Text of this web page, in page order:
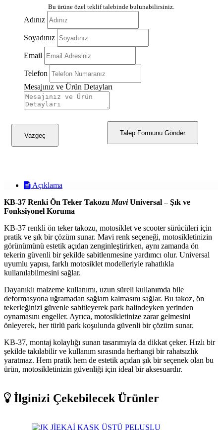
Bu ürüne özel teklif talebinde bulunabilirsiniz.
Adınız
Soyadınız
Email
Telefon
Mesajınız ve Ürün Detayları
Talep Formunu Gönder
Vazgeç
Açıklama
KB-37 Renki Ön Teker Takozu MaviUniversal – Şık ve
Fonksiyonel Koruma
KB-37 renkli ön teker takozu, motosiklet ve scooter sürücüleri için
pratik ve şık bir çözüm sunar. Mavi renk seçeneği, motosikletinizin
görünümünü estetik açıdan zenginleştirirken, aynı zamanda ön
tekerin güvenli bir şekilde sabitlenmesine yardımcı olur. Universal
uyumlu yapısı, farklı motosiklet modelleriyle rahatlıkla
kullanılabilmesini sağlar.
Dayanıklı malzeme kullanımı, uzun süreli kullanımda bile
deformasyona uğramadan sağlam kalmasını sağlar. Bu takoz, ön
tekerleğinizi güvenle sabitleyerek park halindeyken yerinden
oynamasını engeller. Ayrıca, motosikletinize zarar gelmesini
önleyerek, her türlü park koşulunda güvenli bir çözüm sunar.
KB-37, montaj kolaylığı sunan tasarımıyla da dikkat çeker. Hızlı bir
şekilde takılabilir ve kullanım sırasında herhangi bir rahatsızlık
yaratmaz. Hem pratik hem de estetik açıdan şık bir seçenek olan bu
ürün, motosikletinizin güvenliği için ideal bir aksesuardır.
İlginizi Çekebilecek Ürünler